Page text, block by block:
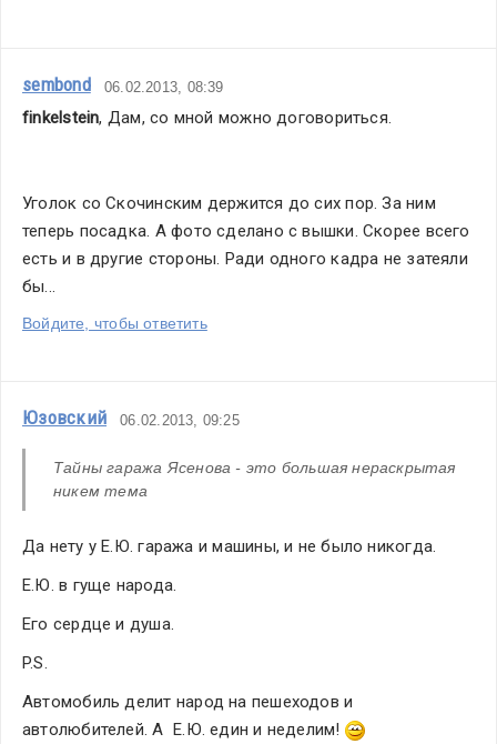
sembond 06.02.2013, 08:39
finkelstein, Дам, со мной можно договориться.
Уголок со Скочинским держится до сих пор. За ним
теперь посадка. А фото сделано с вышки. Скорее всего
есть и в другие стороны. Ради одного кадра не затеяли
бы...
Войдите, чтобы ответить
Юзовский 06.02.2013, 09:25
Тайны гаража Ясенова - это большая нераскрытая
никем тема
Да нету у Е.Ю. гаража и машины, и не было никогда.
Е.Ю. в гуще народа.
Его сердце и душа.
P.S.
Автомобиль делит народ на пешеходов и
автолюбителей. А  Е.Ю. един и неделим!